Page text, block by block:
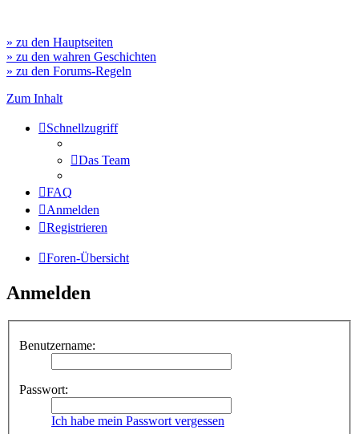
» zu den Hauptseiten
» zu den wahren Geschichten
» zu den Forums-Regeln
Zum Inhalt
Schnellzugriff
Das Team
FAQ
Anmelden
Registrieren
Foren-Übersicht
Anmelden
Benutzername:
Passwort:
Ich habe mein Passwort vergessen